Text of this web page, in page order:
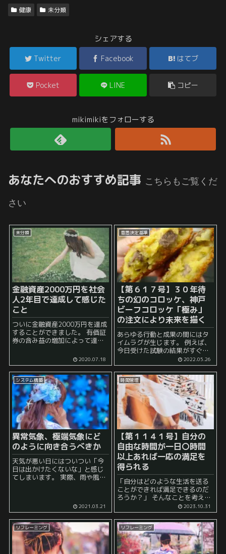
健康 未分類
シェアする
Twitter Facebook はてブ
Pocket LINE コピー
mikimikiをフォローする
あなたへのおすすめ記事 こちらもご覧くだ
さい
未分類
金融資産2000万円を社会
人2年目で達成して感じた
こと
ついに金融資産2000万円を達成
することができました。 有価証
券の含み益の増加によって達成
ればまた1000万円台に逆戻りす
ることも勿論ありえます。 しか
し、せっかく達成することがで
きたので、記念に今...
2020.07.18
意思決定基準
【第６１７号】３０年待
ちの幻のコロッケ、神戸
ビーフコロッケ「極み」
の注文により未来を描く
あらゆる行動と成果の間にはタ
イムラグが生じます。 例えば、
今日受けた試験の結果がすぐに
出てくることはなく何か月も待
たされることがあったり、 告白
したかと思ったが一か月待って
欲しいと言われたり、 勤め先で
新人の頃に一生懸命...
2022.05.26
システム構築
異常気象、極端気象にど
のように向き合うべきか
天気が悪い日にはついつい「今
日は出かけたくないな」と感じ
てしまいます。 実際、雨や風が
り疲弊している感覚がありま
す。 これは事実上何もしてい
な...
2021.03.21
時間管理
【第１１４１号】自分の
自由な時間が一日〇時間
以上あれば一応の満足を
得られる
「自分はどのような生活を送る
ことができれば満足できるのだ
ろうか？」 そんなことを考えた
ことがありませんか？ 私自身、
終日休む暇もなく働いていたこ
ろは 「自分の自由な時間が欲し
いな」 と考えることもよくあり
ました。 ...
2023.10.31
リフレーミング リフレーミング